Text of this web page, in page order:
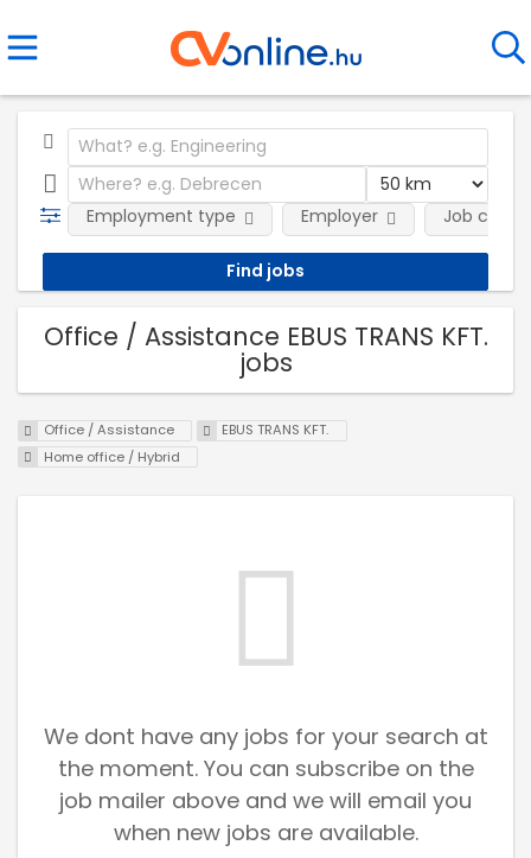
Employment type Employer Job
Office / Assistance EBUS TRANS KFT.
jobs
Office / Assistance
EBUS TRANS KFT.
Home office / Hybrid
We dont have any jobs for your search at
the moment. You can subscribe on the
job mailer above and we will email you
when new jobs are available.